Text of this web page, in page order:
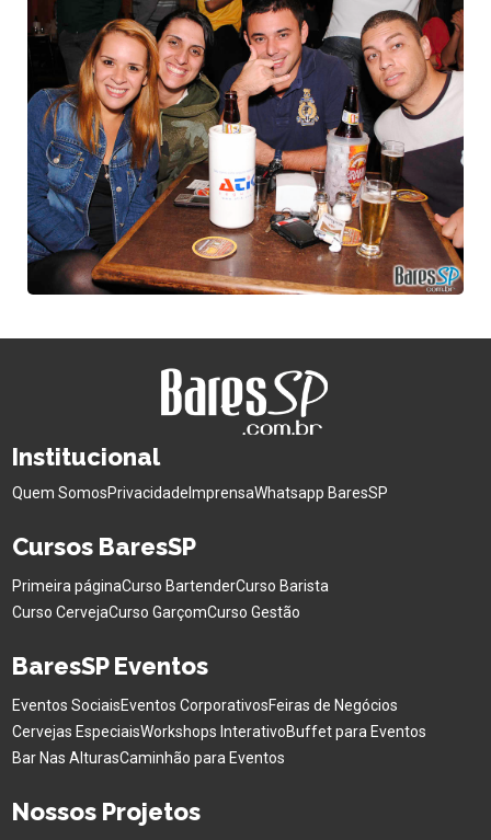
Institucional
Quem SomosPrivacidade ImprensaWhatsapp BaresSP
Cursos BaresSP
Primeira páginaCurso BartenderCurso Barista
Curso CervejaCurso GarçomCurso Gestão
BaresSP Eventos
Eventos SociaisEventos CorporativosFeiras de Negócios
Cervejas EspeciaisWorkshops InterativoBuffet para Eventos
Bar Nas AlturasCaminhão para Eventos
Nossos Projetos